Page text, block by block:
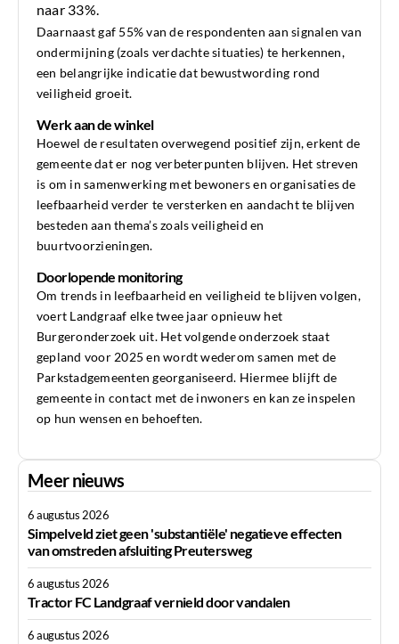
naar 33%.
Daarnaast gaf 55% van de respondenten aan signalen van
ondermijning (zoals verdachte situaties) te herkennen,
een belangrijke indicatie dat bewustwording rond
veiligheid groeit.
Werk aan de winkel
Hoewel de resultaten overwegend positief zijn, erkent de
gemeente dat er nog verbeterpunten blijven. Het streven
is om in samenwerking met bewoners en organisaties de
leefbaarheid verder te versterken en aandacht te blijven
besteden aan thema’s zoals veiligheid en
buurtvoorzieningen.
Doorlopende monitoring
Om trends in leefbaarheid en veiligheid te blijven volgen,
voert Landgraaf elke twee jaar opnieuw het
Burgeronderzoek uit. Het volgende onderzoek staat
gepland voor 2025 en wordt wederom samen met de
Parkstadgemeenten georganiseerd. Hiermee blijft de
gemeente in contact met de inwoners en kan ze inspelen
op hun wensen en behoeften.
Meer nieuws
6 augustus 2026
Simpelveld ziet geen 'substantiële' negatieve effecten
van omstreden afsluiting Preutersweg
6 augustus 2026
Tractor FC Landgraaf vernield door vandalen
6 augustus 2026